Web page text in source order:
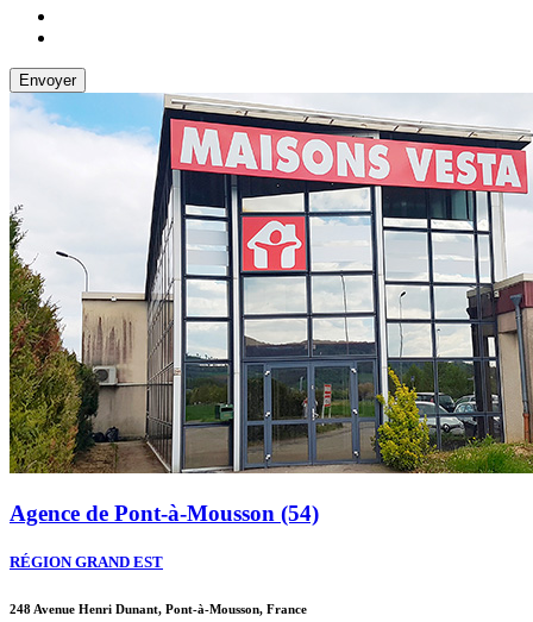
Agence de Pont-à-Mousson (54)
RÉGION GRAND EST
248 Avenue Henri Dunant, Pont-à-Mousson, France